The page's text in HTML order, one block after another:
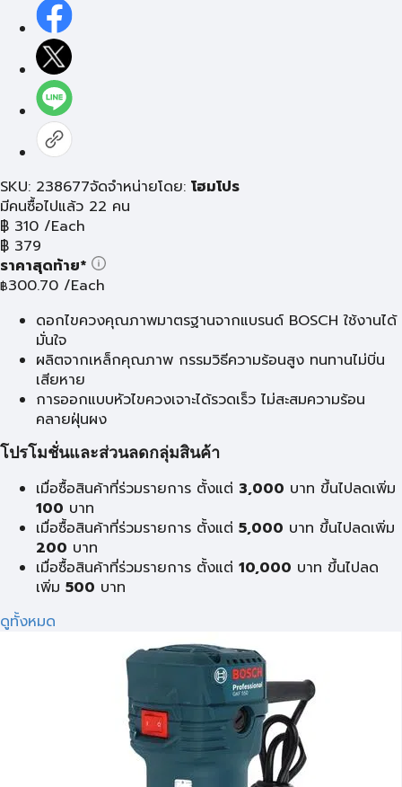
SKU: 238677จัดจำหน่ายโดย: โฮมโปร
มีคนซื้อไปแล้ว 22 คน
฿ 310 /Each
฿ 379
ราคาสุดท้าย*
฿300.70 /Each
ดอกไขควงคุณภาพมาตรฐานจากแบรนด์ BOSCH ใช้งานได้
มั่นใจ
ผลิตจากเหล็กคุณภาพ กรรมวิธีความร้อนสูง ทนทานไม่บิ่น
เสียหาย
การออกแบบหัวไขควงเจาะได้รวดเร็ว ไม่สะสมความร้อน
คลายฝุ่นผง
โปรโมชั่นและส่วนลดกลุ่มสินค้า
เมื่อซื้อสินค้าที่ร่วมรายการ ตั้งแต่ 3,000 บาท ขึ้นไปลดเพิ่ม
100 บาท
เมื่อซื้อสินค้าที่ร่วมรายการ ตั้งแต่ 5,000 บาท ขึ้นไปลดเพิ่ม
200 บาท
เมื่อซื้อสินค้าที่ร่วมรายการ ตั้งแต่ 10,000 บาท ขึ้นไปลด
เพิ่ม 500 บาท
ดูทั้งหมด